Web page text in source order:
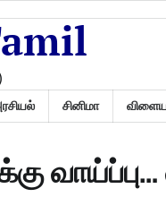
சினிமா